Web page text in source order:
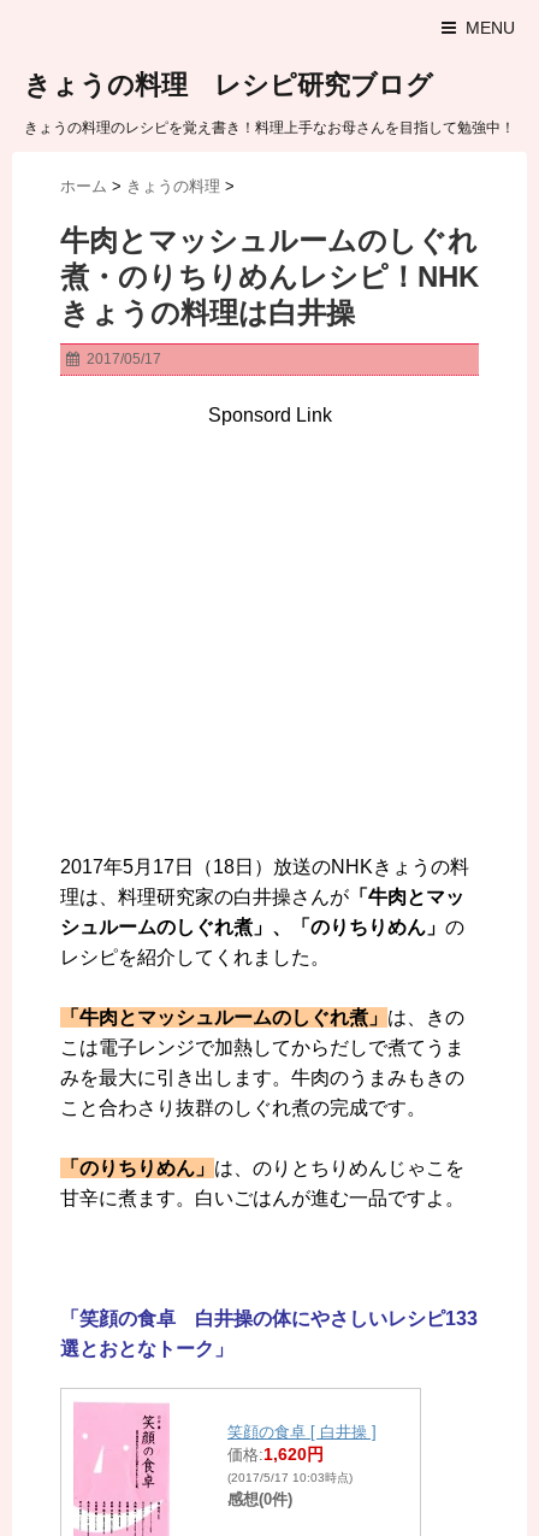
MENU
きょうの料理 レシピ研究ブログ
きょうの料理のレシピを覚え書き！料理上手なお母さんを目指して勉強中！
ホーム > きょうの料理 >
牛肉とマッシュルームのしぐれ
煮・のりちりめんレシピ！NHK
きょうの料理は白井操
2017/05/17
Sponsord Link
2017年5月17日（18日）放送のNHKきょうの料
理は、料理研究家の白井操さんが 「牛肉とマッ
シュルームのしぐれ煮」、「のりちりめん」 の
レシピを紹介してくれました。
「牛肉とマッシュルームのしぐれ煮」 は、きの
こは電子レンジで加熱してからだしで煮てうま
みを最大に引き出します。牛肉のうまみもきの
こと合わさり抜群のしぐれ煮の完成です。
「のりちりめん」 は、のりとちりめんじゃこを
甘辛に煮ます。白いごはんが進む一品ですよ。
「笑顔の食卓 白井操の体にやさしいレシピ133
選とおとなトーク」
笑顔の食卓 [ 白井操 ]
価格:1,620円
(2017/5/17 10:03時点)
感想(0件)